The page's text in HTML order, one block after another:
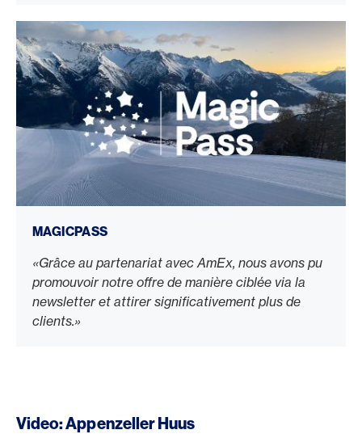
MAGICPASS
«Grâce au partenariat avec AmEx, nous avons pu
promouvoir notre offre de manière ciblée via la
newsletter et attirer significativement plus de
clients.»
Video: Appenzeller Huus